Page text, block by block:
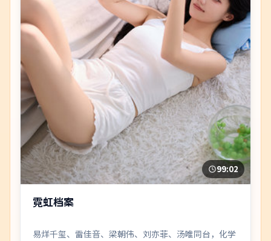
99:02
霓虹档案
易烊千玺、雷佳音、梁朝伟、刘亦菲、汤唯同台，化学